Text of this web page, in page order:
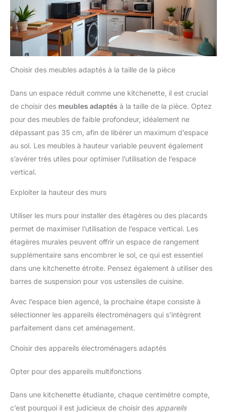
Choisir des meubles adaptés à la taille de la pièce
Dans un espace réduit comme une kitchenette, il est crucial
de choisir des meubles adaptés à la taille de la pièce. Optez
pour des meubles de faible profondeur, idéalement ne
dépassant pas 35 cm, afin de libérer un maximum d’espace
au sol. Les meubles à hauteur variable peuvent également
s’avérer très utiles pour optimiser l’utilisation de l’espace
vertical.
Exploiter la hauteur des murs
Utiliser les murs pour installer des étagères ou des placards
permet de maximiser l’utilisation de l’espace vertical. Les
étagères murales peuvent offrir un espace de rangement
supplémentaire sans encombrer le sol, ce qui est essentiel
dans une kitchenette étroite. Pensez également à utiliser des
barres de suspension pour vos ustensiles de cuisine.
Avec l’espace bien agencé, la prochaine étape consiste à
sélectionner les appareils électroménagers qui s’intègrent
parfaitement dans cet aménagement.
Choisir des appareils électroménagers adaptés
Opter pour des appareils multifonctions
Dans une kitchenette étudiante, chaque centimètre compte,
c’est pourquoi il est judicieux de choisir des appareils